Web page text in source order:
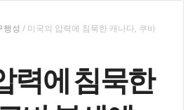
행성 / 미국의 압력에 침묵한 캐나다, 쿠바
력에 침묵한